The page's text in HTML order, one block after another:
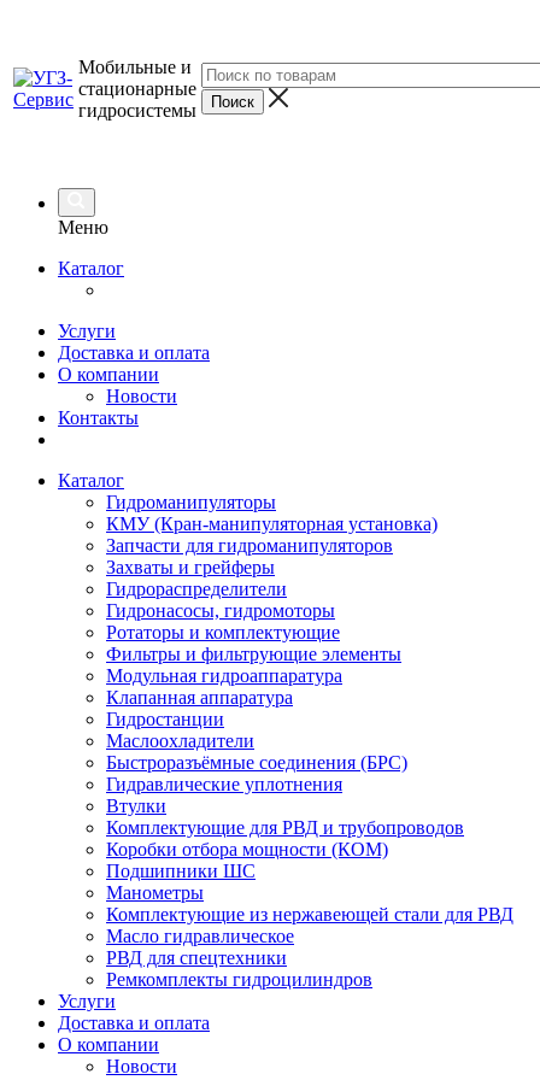
Мобильные и
стационарные
гидросистемы
Меню
Каталог
Услуги
Доставка и оплата
О компании
Новости
Контакты
Каталог
Гидроманипуляторы
КМУ (Кран-манипуляторная установка)
Запчасти для гидроманипуляторов
Захваты и грейферы
Гидрораспределители
Гидронасосы, гидромоторы
Ротаторы и комплектующие
Фильтры и фильтрующие элементы
Модульная гидроаппаратура
Клапанная аппаратура
Гидростанции
Маслоохладители
Быстроразъёмные соединения (БРС)
Гидравлические уплотнения
Втулки
Комплектующие для РВД и трубопроводов
Коробки отбора мощности (КОМ)
Подшипники ШС
Манометры
Комплектующие из нержавеющей стали для РВД
Масло гидравлическое
РВД для спецтехники
Ремкомплекты гидроцилиндров
Услуги
Доставка и оплата
О компании
Новости